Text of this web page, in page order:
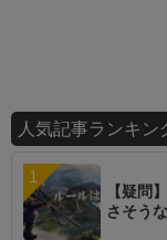
人気記事ランキン
【疑問
さそう